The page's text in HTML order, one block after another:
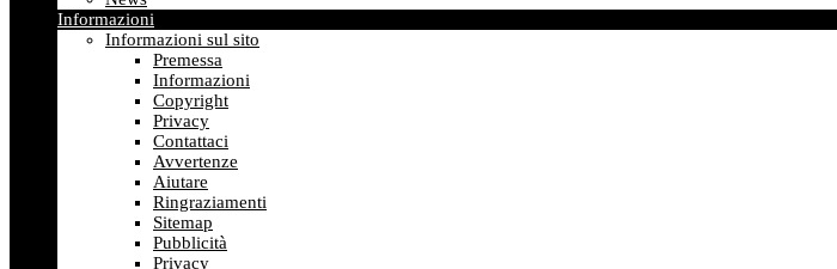
Informazioni
Informazioni sul sito
Premessa
Informazioni
Copyright
Privacy
Contattaci
Avvertenze
Aiutare
Ringraziamenti
Sitemap
Pubblicità
Privacy